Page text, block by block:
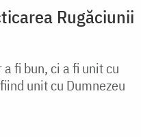
Rugăciunii
fi bun, ci a fi unit cu
unit cu Dumnezeu